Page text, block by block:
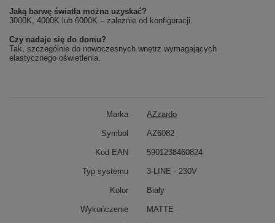
Jaką barwę światła można uzyskać?
3000K, 4000K lub 6000K – zależnie od konfiguracji.
Czy nadaje się do domu?
Tak, szczególnie do nowoczesnych wnętrz wymagających
elastycznego oświetlenia.
Marka AZzardo
Symbol AZ6082
Kod EAN 5901238460824
Typ systemu 3-LINE - 230V
Kolor Biały
Wykończenie MATTE